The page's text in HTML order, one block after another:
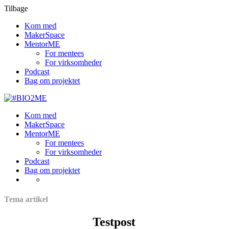
Tilbage
Kom med
MakerSpace
MentorME
For mentees
For virksomheder
Podcast
Bag om projektet
Kom med
MakerSpace
MentorME
For mentees
For virksomheder
Podcast
Bag om projektet
Tema artikel
Testpost